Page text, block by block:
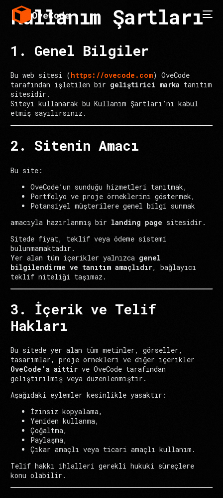
Kullanım Şartları
1. Genel Bilgiler
Bu web sitesi (https://ovecode.com) OveCode
tarafından işletilen bir geliştirici marka tanıtım
sitesidir.
Siteyi kullanarak bu Kullanım Şartları’nı kabul
etmiş sayılırsınız.
2. Sitenin Amacı
Bu site:
OveCode’un sunduğu hizmetleri tanıtmak,
Portfolyo ve proje örneklerini göstermek,
Potansiyel müşterilere genel bilgi sunmak
amacıyla hazırlanmış bir landing page sitesidir.
Sitede fiyat, teklif veya ödeme sistemi
bulunmamaktadır.
Yer alan tüm içerikler yalnızca genel
bilgilendirme ve tanıtım amaçlıdır, bağlayıcı
teklif niteliği taşımaz.
3. İçerik ve Telif
Hakları
Bu sitede yer alan tüm metinler, görseller,
tasarımlar, proje örnekleri ve diğer içerikler
OveCode’a aittirve OveCode tarafından
geliştirilmiş veya düzenlenmiştir.
Aşağıdaki eylemler kesinlikle yasaktır:
İzinsiz kopyalama,
Yeniden kullanma,
Çoğaltma,
Paylaşma,
Çıkar amaçlı veya ticari amaçlı kullanım.
Telif hakkı ihlalleri gerekli hukuki süreçlere
konu olabilir.